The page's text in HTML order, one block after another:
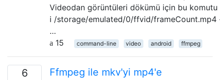
Videodan görüntüleri dökümü için bu komutu
i /storage/emulated/0/ffvid/frameCount.mp4
…
15
command-line video android ffmpeg
6
Ffmpeg ile mkv'yi mp4'e